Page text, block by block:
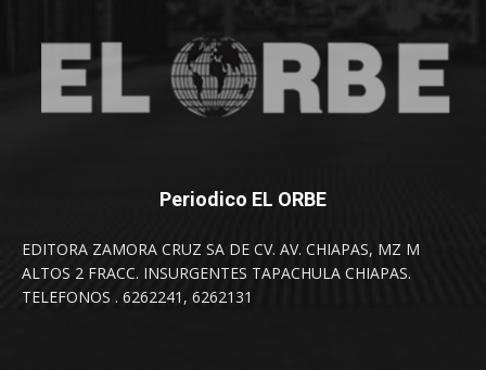
Periodico EL ORBE
EDITORA ZAMORA CRUZ SA DE CV. AV. CHIAPAS, MZ M
ALTOS 2 FRACC. INSURGENTES TAPACHULA CHIAPAS.
TELEFONOS . 6262241, 6262131